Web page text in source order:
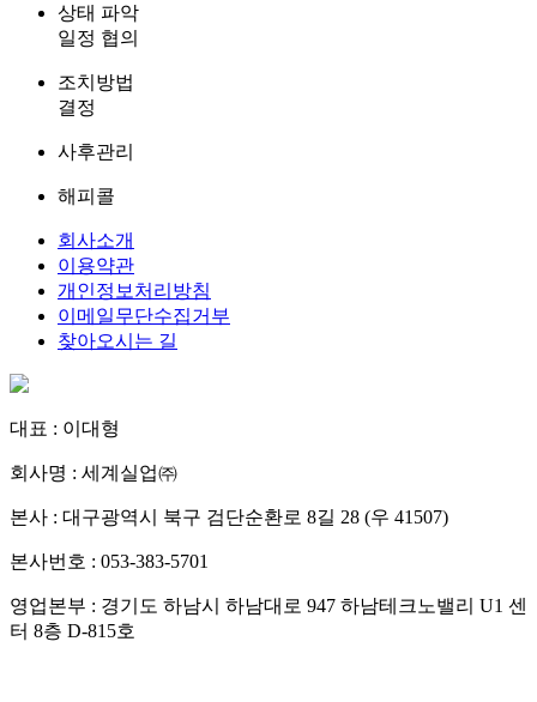
상태 파악
일정 협의
조치방법
결정
사후관리
해피콜
회사소개
이용약관
개인정보처리방침
이메일무단수집거부
찾아오시는 길
대표 : 이대형
회사명 : 세계실업㈜
본사 : 대구광역시 북구 검단순환로 8길 28 (우 41507)
본사번호 : 053-383-5701
영업본부 : 경기도 하남시 하남대로 947 하남테크노밸리 U1 센
터 8층 D-815호